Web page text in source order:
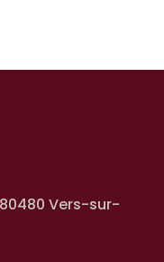
Vers-sur-